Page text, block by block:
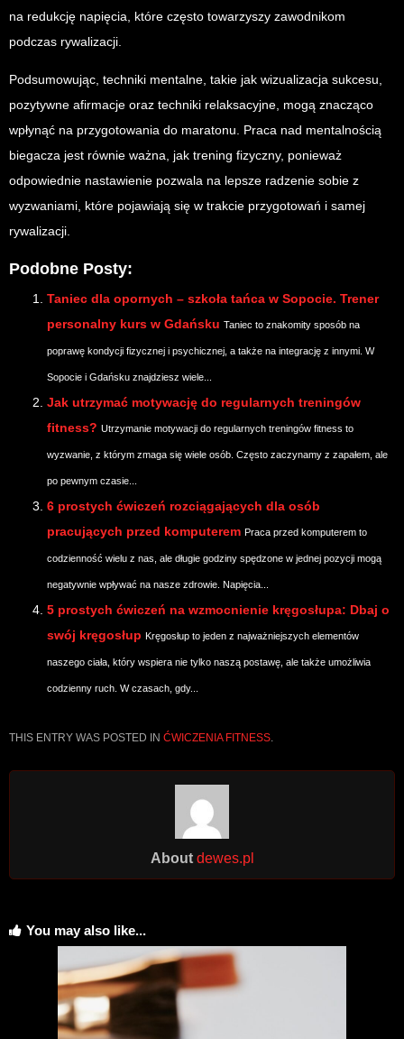
na redukcję napięcia, które często towarzyszy zawodnikom
podczas rywalizacji.
Podsumowując, techniki mentalne, takie jak wizualizacja sukcesu,
pozytywne afirmacje oraz techniki relaksacyjne, mogą znacząco
wpłynąć na przygotowania do maratonu. Praca nad mentalnością
biegacza jest równie ważna, jak trening fizyczny, ponieważ
odpowiednie nastawienie pozwala na lepsze radzenie sobie z
wyzwaniami, które pojawiają się w trakcie przygotowań i samej
rywalizacji.
Podobne Posty:
Taniec dla opornych – szkoła tańca w Sopocie. Trener
personalny kurs w Gdańsku Taniec to znakomity sposób na
poprawę kondycji fizycznej i psychicznej, a także na integrację z innymi. W
Sopocie i Gdańsku znajdziesz wiele...
Jak utrzymać motywację do regularnych treningów
fitness? Utrzymanie motywacji do regularnych treningów fitness to
wyzwanie, z którym zmaga się wiele osób. Często zaczynamy z zapałem, ale
po pewnym czasie...
6 prostych ćwiczeń rozciągających dla osób
pracujących przed komputerem Praca przed komputerem to
codzienność wielu z nas, ale długie godziny spędzone w jednej pozycji mogą
negatywnie wpływać na nasze zdrowie. Napięcia...
5 prostych ćwiczeń na wzmocnienie kręgosłupa: Dbaj o
swój kręgosłup Kręgosłup to jeden z najważniejszych elementów
naszego ciała, który wspiera nie tylko naszą postawę, ale także umożliwia
codzienny ruch. W czasach, gdy...
THIS ENTRY WAS POSTED IN ĆWICZENIA FITNESS.
About dewes.pl
You may also like...